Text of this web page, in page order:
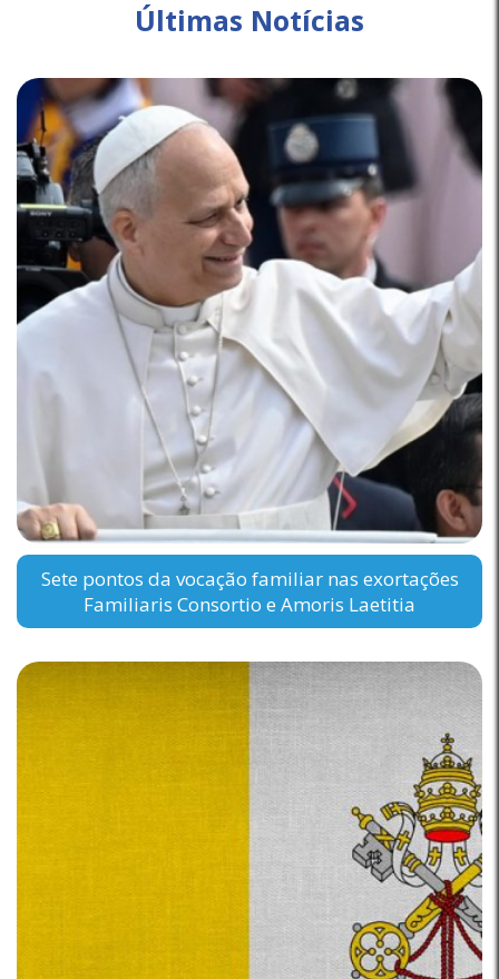
Últimas Notícias
Sete pontos da vocação familiar nas exortações
Familiaris Consortio e Amoris Laetitia